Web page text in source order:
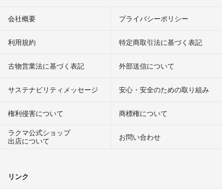
会社概要 プライバシーポリシー
利用規約 特定商取引法に基づく表記
古物営業法に基づく表記 外部送信について
サステナビリティメッセージ 安心・安全のための取り組み
権利侵害について
商標権について
ラクマ公式ショップ
出店について
お問い合わせ
リンク